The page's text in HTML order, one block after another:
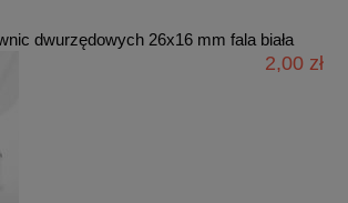
dwurzędowych 26x16 mm fala biała
2,00 zł